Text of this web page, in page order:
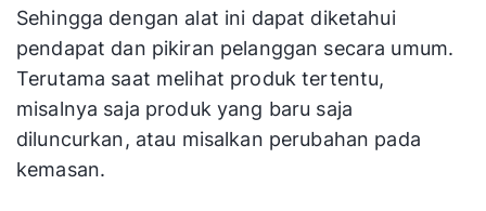
Sehingga dengan alat ini dapat diketahui
pendapat dan pikiran pelanggan secara umum.
Terutama saat melihat produk tertentu,
misalnya saja produk yang baru saja
diluncurkan, atau misalkan perubahan pada
kemasan.